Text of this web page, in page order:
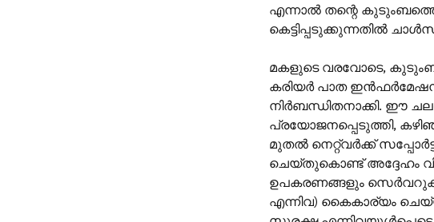
എന്നാൽ തന്റെ കുടുംബത്തെ
കെട്ടിപ്പടുക്കുന്നതിൽ
മകളുടെ വരവോടെ,
കരിയർ പാത ഇൻഫർമേഷൻ
നിർബന്ധിതനാക്കി. ഈ
പ്രയോജനപ്പെടുത്തി,
മുതൽ നെറ്റ്‌വർക്ക്
ചെയ്തുകൊണ്ട് അദ്ദേഹം
ഉപകരണങ്ങളും
എന്നിവ) കൈകാര്യം